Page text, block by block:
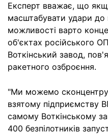
Експерт вважає, що
масштабувати удари до
можливості варто
об'єктах російського
Воткінський завод,
ракетного озброєння.
"Ми можемо
взятому підприємству
самому Воткінському
400 безпілотників